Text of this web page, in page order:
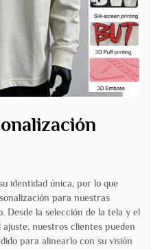
identidad única, por lo que
para nuestras
Desde la selección de la tela y el
nuestros clientes pueden
para alinearlo con su visión